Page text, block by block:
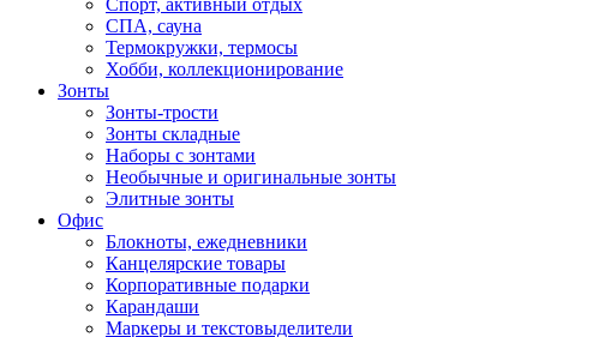
Спорт, активный отдых
СПА, сауна
Термокружки, термосы
Хобби, коллекционирование
Зонты
Зонты-трости
Зонты складные
Наборы с зонтами
Необычные и оригинальные зонты
Элитные зонты
Офис
Блокноты, ежедневники
Канцелярские товары
Корпоративные подарки
Карандаши
Маркеры и текстовыделители